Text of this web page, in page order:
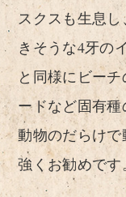
スクスも生息
きそうな4牙の
と同様にビー
ードなど固有
動物のだらけ
強くお勧めです